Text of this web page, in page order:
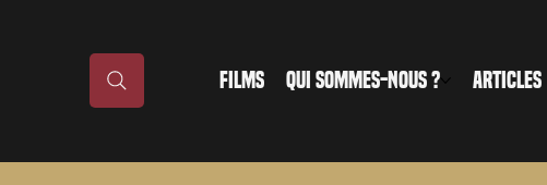
FILMS QUI SOMMES-NOUS ? ARTICLES